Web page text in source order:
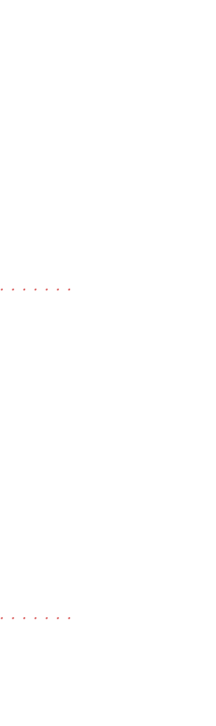
・・・・・・
・・・・・・